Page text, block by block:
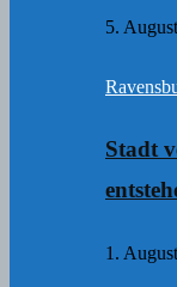
5.
Stadt
1.